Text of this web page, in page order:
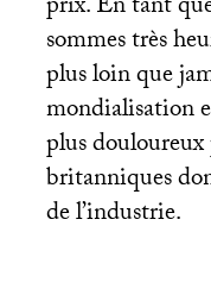
sommes très
plus loin que
mondialisation
plus
britanniques
de l’industrie.